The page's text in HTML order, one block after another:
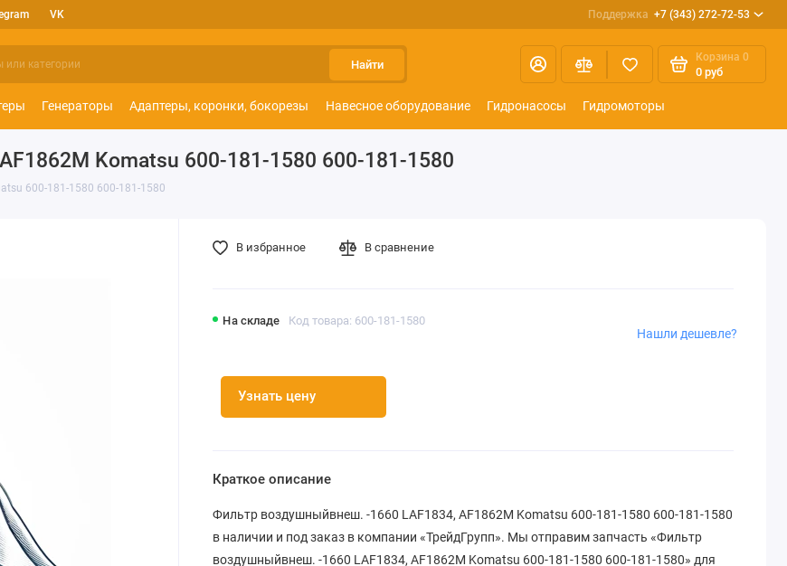
VK Поддержка +7 (343) 272-72-53
Найти
Корзина 0
0 руб
Генераторы Адаптеры, коронки, бокорезы Навесное оборудование Гидронасосы Гидромоторы
Komatsu 600-181-1580 600-181-1580
600-181-1580 600-181-1580
На складе Код товара: 600-181-1580
Узнать цену
Нашли дешевле?
В избранное В сравнение
Краткое описание
Фильтр воздушныйвнеш. -1660 LAF1834, AF1862M Komatsu 600-181-1580 600-181-1580
в наличии и под заказ в компании «ТрейдГрупп». Мы отправим запчасть «Фильтр
воздушныйвнеш. -1660 LAF1834, AF1862M Komatsu 600-181-1580 600-181-1580» для